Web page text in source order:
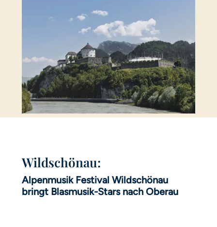
Wildschönau:
Alpenmusik Festival Wildschönau
bringt Blasmusik-Stars nach Oberau